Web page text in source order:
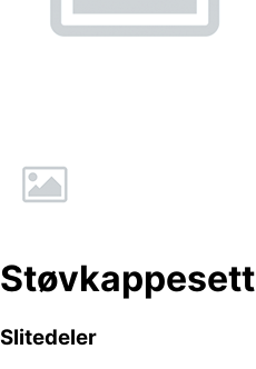
Støvkappesett
Slitedeler